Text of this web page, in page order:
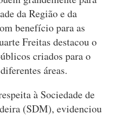
da Região e da
benefício para as
Freitas destacou o
criados para o
áreas.
à Sociedade de
(SDM), evidenciou